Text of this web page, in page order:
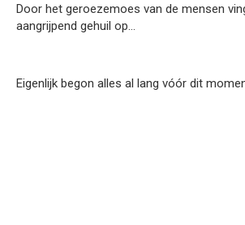
Door het geroezemoes van de mensen
aangrijpend gehuil op…
Eigenlijk begon alles al lang vóór dit